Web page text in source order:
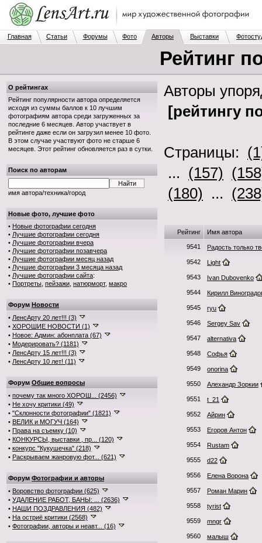
Главная Статьи Форумы Фото Авторы Выставки
Рейтинг
О рейтингах
Рейтинг популярности автора определяется
исходя из суммы баллов к 10 лучшим
фотографиям автора среди загруженных за
последние 6 месяцев. Автор участвует в
рейтинге даже если он загрузил менее 10 фото.
В этом случае участвуют фото не старше 6
месяцев. Этот рейтинг обновляется раз в сутки.
Поиск по авторам
имя автора/техника/город
Новые фото, лучшие фото
• Новые фотографии сегодня
• Лучшие фотографии сегодня
• Лучшие фотографии вчера
• Лучшие фотографии позавчера
• Лучшие фотографии месяц назад
• Лучшие фотографии 3 месяца назад
• Лучшие фотографии сайта:
• Портреты пейзажи натюрморт, макро
Форум Новости
• ЛенсАрту 20 лет!!! (3)
• ХОРОШИЕ НОВОСТИ (1)
• Новое: Админ: абонплата (67)
• Модерировать? (1181)
• ЛенсАрту 15 лет!!! (3)
• ЛенсАрту 10 лет! (11)
Форум Общие вопросы
• почему так много ХОРОШ... (2456)
• Не хочу критики (49)
• "Склонности фотографии" (1821)
• ВЕЛИК и МОГУЧ (164)
• Права на съемку (10)
• КОНКУРСЫ, выставки , пр... (120)
• конкурс "Кукушечка" (218)
• Раскрываем жанровую фот... (621)
Форум Фотографии и авторы
• Воровство фотографии (625)
• УДАЛЕНИЕ РАБОТ, БАНЫ: ... (2636)
• НАШИ ПОЗДРАВЛЕНИЯ (482)
• На остриё критики (2568)
• Фотографии, авторы и неавт... (16)
Авторы
[рейтингу
Страницы:
... (157)
(180) ...
Рейтинг Имя автора
9541 Радость только
9542 Light
9543 Ivan Dubovenko
9544 Кирилл
9545 ryu
9546 Sergey Sav
9547 alternativa
9548 Софья
9549 onorina
9550 Алехандр Зоркии
9551 t_21
9552 Айрин
9553 Егоров Антон
9554 Rustam
9555 d22
9556 Елена Ворона
9557 Роман Марин
9558 tyrist
9559 mngr
9560 малыш